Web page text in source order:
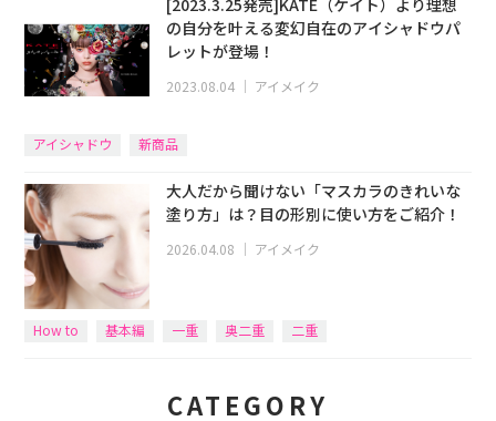
[2023.3.25発売]KATE（ケイト）より理想
の自分を叶える変幻自在のアイシャドウパ
レットが登場！
2023.08.04 ｜ アイメイク
アイシャドウ 新商品
大人だから聞けない「マスカラのきれいな
塗り方」は？目の形別に使い方をご紹介！
2026.04.08 ｜ アイメイク
How to 基本編 一重 奥二重 二重
CATEGORY